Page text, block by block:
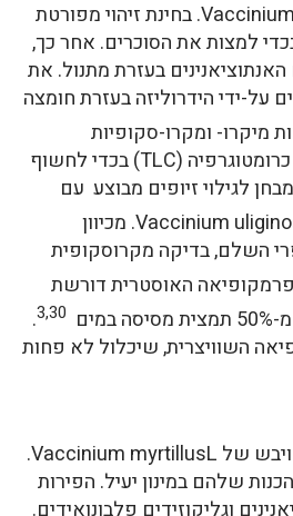
הבשל של Vaccinium myrtillus L. בחינת זיהוי מפורטת
למצות את הסוכרים. אחר כך,
בעזרת מתנול. את
על-ידי הידרוליזה בעזרת חומצה
מיקרו- ומקרו-סקופיות
מבוצעות כמו גם בדיקת כרומטוגרפיה (TLC) בכדי לחשוף
לגילוי זיופים מבוצע עם
. מכיוון
השלם, בדיקה מקרוסקופית
האוסטרית דורשת
3,30
.
השוויצרית, שיכלול לא פחות
של Vaccinium myrtillus
L.
שלהם במינון יעיל. הפירות
וגליקוזידים פלבונואידים.